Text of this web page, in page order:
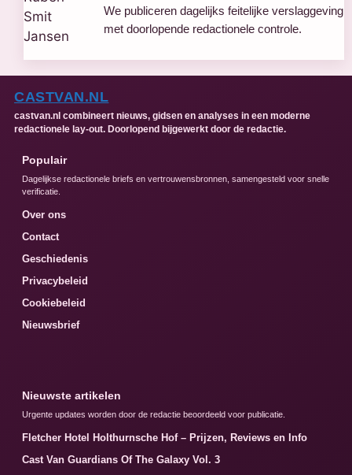
We publiceren dagelijks feitelijke verslaggeving
met doorlopende redactionele controle.
CASTVAN.NL
castvan.nl combineert nieuws, gidsen en analyses in een moderne
redactionele lay-out. Doorlopend bijgewerkt door de redactie.
Populair
Dagelijkse redactionele briefs en vertrouwensbronnen, samengesteld voor snelle
verificatie.
Over ons
Contact
Geschiedenis
Privacybeleid
Cookiebeleid
Nieuwsbrief
Nieuwste artikelen
Urgente updates worden door de redactie beoordeeld voor publicatie.
Fletcher Hotel Holthurnsche Hof – Prijzen, Reviews en Info
Cast Van Guardians Of The Galaxy Vol. 3